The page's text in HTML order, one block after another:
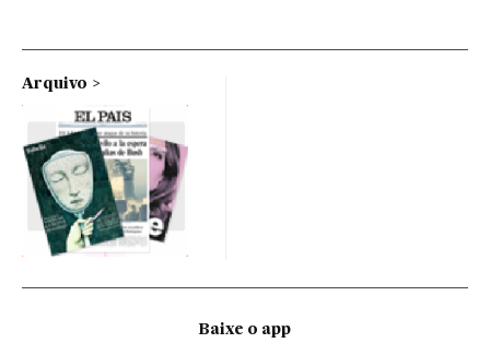
Arquivo
Baixe o app